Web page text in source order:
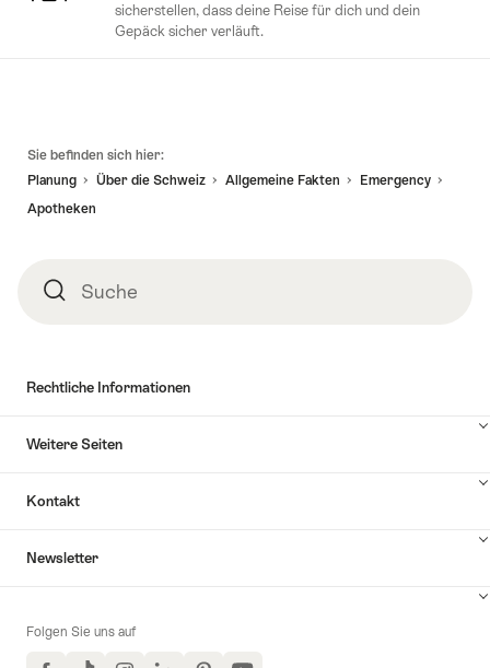
sicherstellen, dass deine Reise für dich und dein
Gepäck sicher verläuft.
Sie befinden sich hier:
Planung
Über die Schweiz Allgemeine Fakten
Emergency
Apotheken
SucheSuche
Rechtliche Informationen
Weitere Seiten
Kontakt
Inhalte
Newsletter
Folgen Sie uns auf